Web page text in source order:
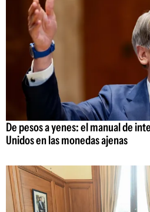
De pesos a yenes: el manual de
Unidos en las monedas ajenas